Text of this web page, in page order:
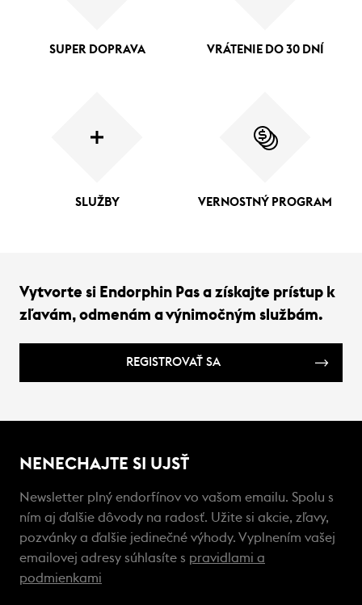
SUPER DOPRAVA VRÁTENIE DO 30 DNÍ
SLUŽBY VERNOSTNÝ PROGRAM
Vytvorte si Endorphin Pas a získajte prístup k
zľavám, odmenám a výnimočným službám.
REGISTROVAŤ SA
NENECHAJTE SI UJSŤ
Newsletter plný endorfínov vo vašom emailu. Spolu s
ním aj ďalšie dôvody na radosť. Užite si akcie, zľavy,
pozvánky a ďalšie jedinečné výhody. Vyplnením vašej
emailovej adresy súhlasíte s pravidlami a
podmienkami